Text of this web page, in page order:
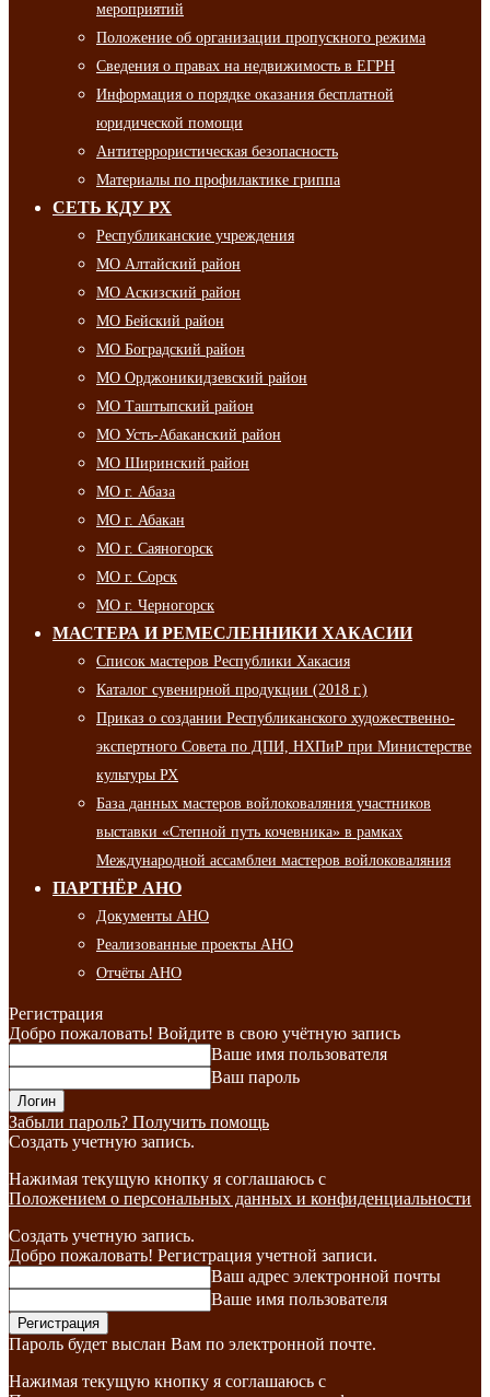
мероприятий
Положение об организации пропускного режима
Сведения о правах на недвижимость в ЕГРН
Информация о порядке оказания бесплатной
юридической помощи
Антитеррористическая безопасность
Материалы по профилактике гриппа
СЕТЬ КДУ РХ
Республиканские учреждения
МО Алтайский район
МО Аскизский район
МО Бейский район
МО Боградский район
МО Орджоникидзевский район
МО Таштыпский район
МО Усть-Абаканский район
МО Ширинский район
МО г. Абаза
МО г. Абакан
МО г. Саяногорск
МО г. Сорск
МО г. Черногорск
МАСТЕРА И РЕМЕСЛЕННИКИ ХАКАСИИ
Список мастеров Республики Хакасия
Каталог сувенирной продукции (2018 г.)
Приказ о создании Республиканского художественно-
экспертного Совета по ДПИ, НХПиР при Министерстве
культуры РХ
База данных мастеров войлоковаляния участников
выставки «Степной путь кочевника» в рамках
Международной ассамблеи мастеров войлоковаляния
ПАРТНЁР АНО
Документы АНО
Реализованные проекты АНО
Отчёты АНО
Регистрация
Добро пожаловать! Войдите в свою учётную запись
Ваше имя пользователя
Ваш пароль
Забыли пароль? Получить помощь
Создать учетную запись.
Нажимая текущую кнопку я соглашаюсь с
Положением о персональных данных и конфиденциальности
Создать учетную запись.
Добро пожаловать! Регистрация учетной записи.
Ваш адрес электронной почты
Ваше имя пользователя
Пароль будет выслан Вам по электронной почте.
Нажимая текущую кнопку я соглашаюсь с